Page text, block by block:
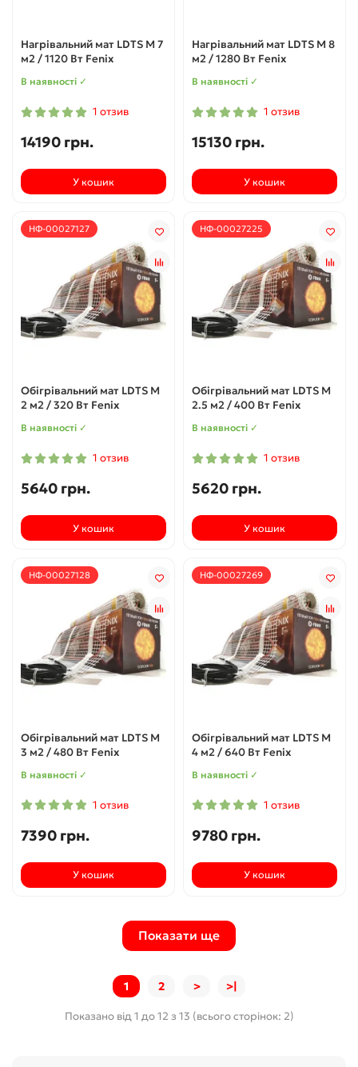
Нагрівальний мат LDTS M 7
м2 / 1120 Вт Fenix
В наявності ✓
1 отзив
14190 грн.
У кошик
Нагрівальний мат LDTS M 8
м2 / 1280 Вт Fenix
В наявності ✓
1 отзив
15130 грн.
У кошик
НФ-00027127
Обігрівальний мат LDTS M
2 м2 / 320 Вт Fenix
В наявності ✓
1 отзив
5640 грн.
У кошик
НФ-00027225
Обігрівальний мат LDTS M
2.5 м2 / 400 Вт Fenix
В наявності ✓
1 отзив
5620 грн.
У кошик
НФ-00027128
Обігрівальний мат LDTS M
3 м2 / 480 Вт Fenix
В наявності ✓
1 отзив
7390 грн.
У кошик
НФ-00027269
Обігрівальний мат LDTS M
4 м2 / 640 Вт Fenix
В наявності ✓
1 отзив
9780 грн.
У кошик
Показати ще
1 2 > >|
Показано від 1 до 12 з 13 (всього сторінок: 2)